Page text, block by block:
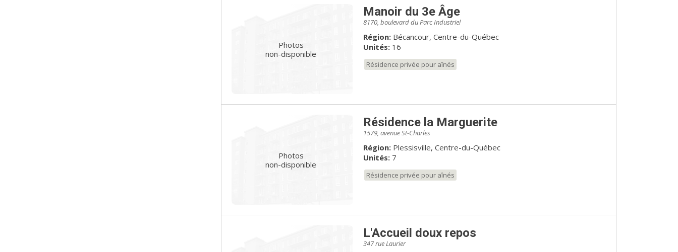
Photos
non-disponible
Manoir du 3e Âge
8170, boulevard du Parc Industriel
Région: Bécancour, Centre-du-Québec
Unités:16
Résidence privée pour aînés
Photos
non-disponible
Résidence la Marguerite
1579, avenue St-Charles
Région: Plessisville, Centre-du-Québec
Unités:7
Résidence privée pour aînés
L'Accueil doux repos
347 rue Laurier